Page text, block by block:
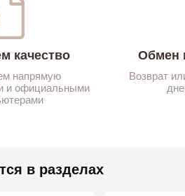
качество
напрямую
и официальными
Обмен
Возврат
в разделах